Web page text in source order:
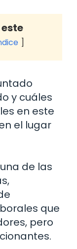
y cuáles
en este
el lugar
de las
que
pero